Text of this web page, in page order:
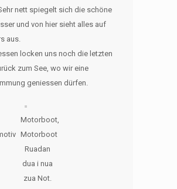
nett spiegelt sich die schöne
und von hier sieht alles auf
aus.
locken uns noch die letzten
zum See, wo wir eine
geniessen dürfen.
Motorboot,
Motorboot
Ruadan
dua i nua
zua Not.